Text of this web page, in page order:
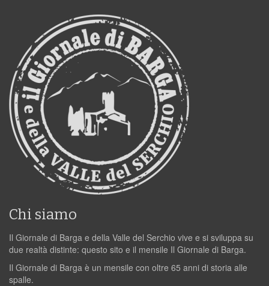
Chi siamo
Il Giornale di Barga e della Valle del Serchio vive e si sviluppa su
due realtà distinte: questo sito e il mensile Il Giornale di Barga.
Il Giornale di Barga è un mensile con oltre 65 anni di storia alle
spalle.